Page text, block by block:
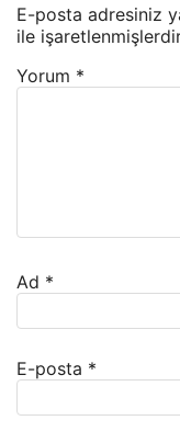
E-posta adresiniz
ile
Yorum *
Ad *
E-posta *